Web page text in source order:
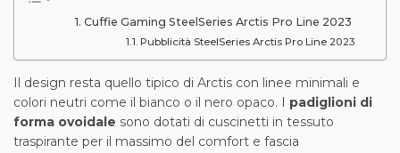
Cuffie Gaming SteelSeries Arctis Pro Line 2023
Pubblicità SteelSeries Arctis Pro Line 2023
Il design resta quello tipico di Arctis con linee minimali e
colori neutri come il bianco o il nero opaco. I padiglioni di
forma ovoidale sono dotati di cuscinetti in tessuto
traspirante per il massimo del comfort e fascia